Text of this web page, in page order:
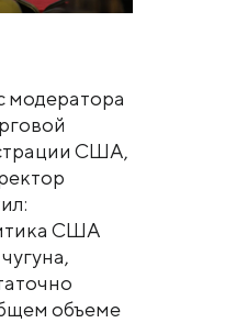
модератора
США,
США
объеме